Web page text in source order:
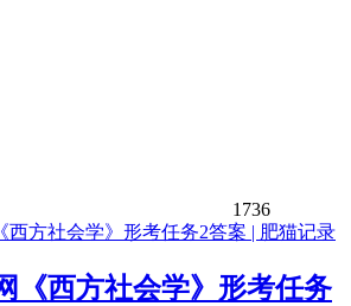
1736
《西方社会学》形考任务